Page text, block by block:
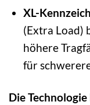
XL-
(Extra Load)
höhere
für
Die